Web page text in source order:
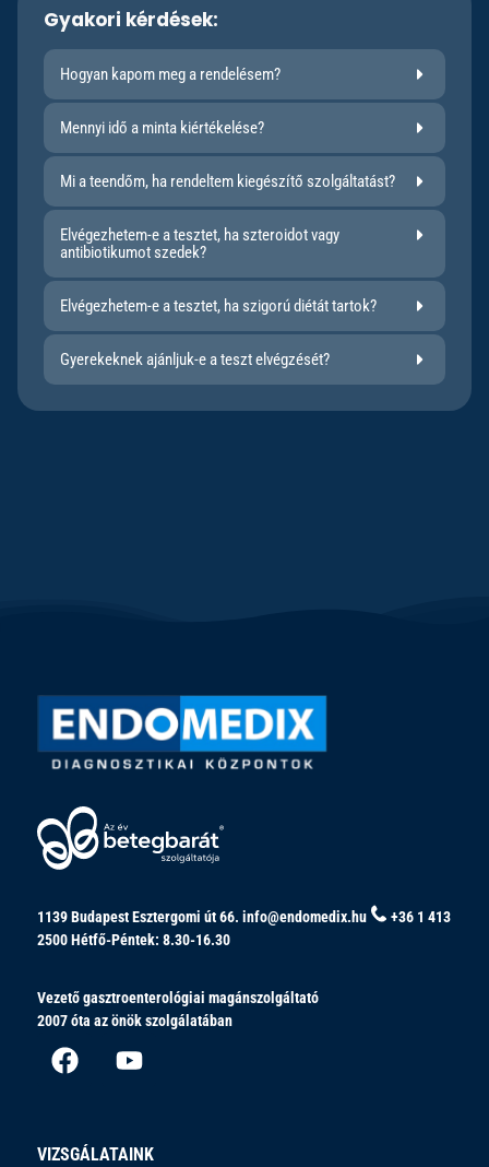
Gyakori kérdések:
Hogyan kapom meg a rendelésem?
Mennyi idő a minta kiértékelése?
Mi a teendőm, ha rendeltem kiegészítő szolgáltatást?
Elvégezhetem-e a tesztet, ha szteroidot vagy
antibiotikumot szedek?
Elvégezhetem-e a tesztet, ha szigorú diétát tartok?
Gyerekeknek ajánljuk-e a teszt elvégzését?
1139 Budapest Esztergomi út 66. info@endomedix.hu
+36 1 413
2500Hétfő-Péntek: 8.30-16.30
Vezető gasztroenterológiai magánszolgáltató
2007 óta az önök szolgálatában
VIZSGÁLATAINK